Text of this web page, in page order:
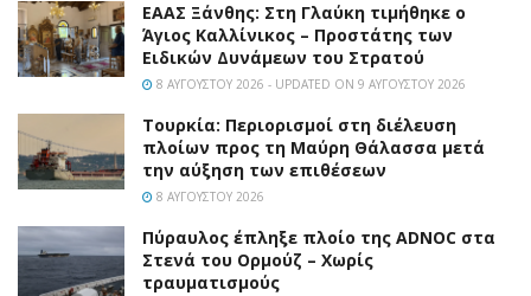
EAAΣ Ξάνθης: Στη Γλαύκη τιμήθηκε ο
Άγιος Καλλίνικος – Προστάτης των
Ειδικών Δυνάμεων του Στρατού
8 ΑΥΓΟΎΣΤΟΥ 2026 - UPDATED ON 9 ΑΥΓΟΎΣΤΟΥ 2026
Τουρκία: Περιορισμοί στη διέλευση
πλοίων προς τη Μαύρη Θάλασσα μετά
την αύξηση των επιθέσεων
8 ΑΥΓΟΎΣΤΟΥ 2026
Πύραυλος έπληξε πλοίο της ADNOC στα
Στενά του Ορμούζ – Χωρίς
τραυματισμούς